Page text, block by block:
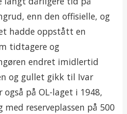
enn den offisielle, og
hadde oppstått en
tidtagere og
endret imidlertid
og gullet gikk til Ivar
også på OL-laget i 1948,
reserveplassen på 500